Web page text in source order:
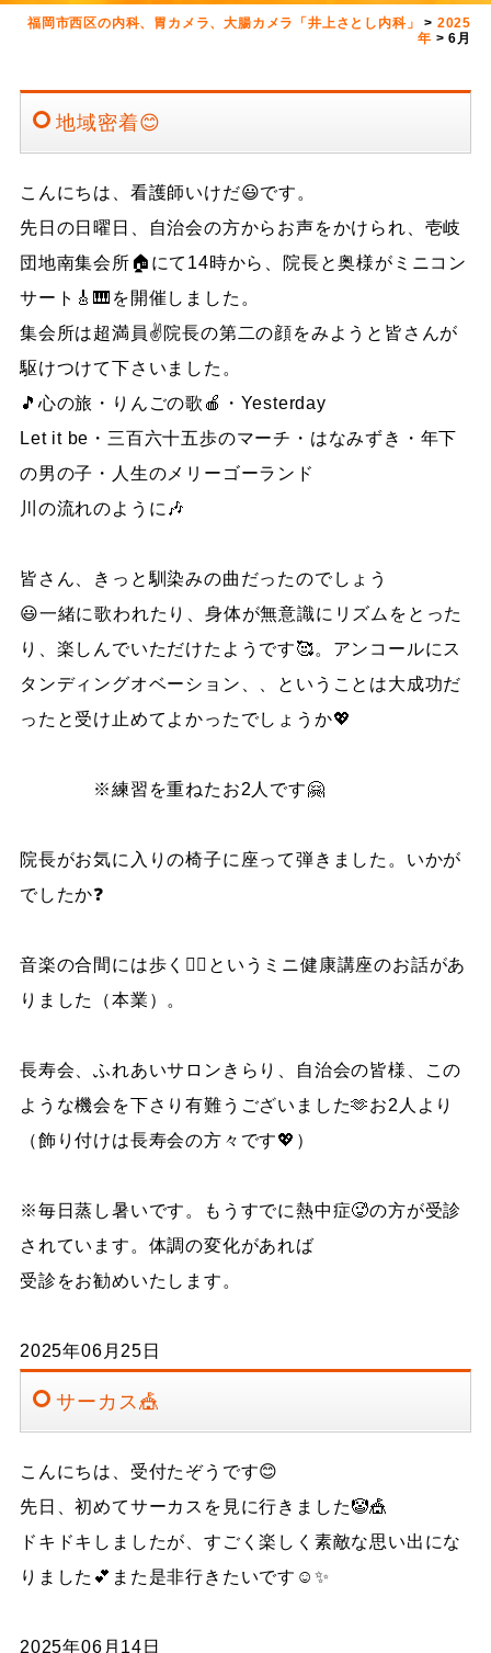
福岡市西区の内科、胃カメラ、大腸カメラ「井上さとし内科」 > 2025
年 >6月
地域密着😊
こんにちは、看護師いけだ😃です。
先日の日曜日、自治会の方からお声をかけられ、壱岐
団地南集会所🏠にて14時から、院長と奥様がミニコン
サート🎸🎹を開催しました。
集会所は超満員✌️院長の第二の顔をみようと皆さんが
駆けつけて下さいました。
🎵心の旅・りんごの歌🍎・Yesterday
Let it be・三百六十五歩のマーチ・はなみずき・年下
の男の子・人生のメリーゴーランド
川の流れのように🎶
皆さん、きっと馴染みの曲だったのでしょう
😃一緒に歌われたり、身体が無意識にリズムをとった
り、楽しんでいただけたようです🥰。アンコールにス
タンディングオベーション、、ということは大成功だ
ったと受け止めてよかったでしょうか💖
※練習を重ねたお2人です🤗
院長がお気に入りの椅子に座って弾きました。いかが
でしたか❓
音楽の合間には歩く🚶‍♀️というミニ健康講座のお話があ
りました（本業）。
長寿会、ふれあいサロンきらり、自治会の皆様、この
ような機会を下さり有難うございました🫶お2人より
（飾り付けは長寿会の方々です💖）
※毎日蒸し暑いです。もうすでに熱中症🥵の方が受診
されています。体調の変化があれば
受診をお勧めいたします。
2025年06月25日
サーカス🎪
こんにちは、受付たぞうです😊
先日、初めてサーカスを見に行きました🤡🎪
ドキドキしましたが、すごく楽しく素敵な思い出にな
りました💕また是非行きたいです☺️✨
2025年06月14日